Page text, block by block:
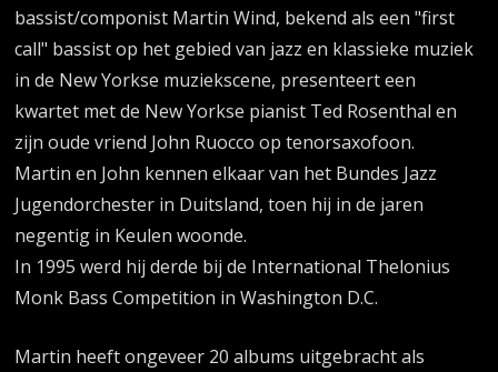
bassist/componist Martin Wind, bekend als een "first
call" bassist op het gebied van jazz en klassieke muziek
in de New Yorkse muziekscene, presenteert een
kwartet met de New Yorkse pianist Ted Rosenthal en
zijn oude vriend John Ruocco op tenorsaxofoon.
Martin en John kennen elkaar van het Bundes Jazz
Jugendorchester in Duitsland, toen hij in de jaren
negentig in Keulen woonde.
In 1995 werd hij derde bij de International Thelonius
Monk Bass Competition in Washington D.C.
Martin heeft ongeveer 20 albums uitgebracht als